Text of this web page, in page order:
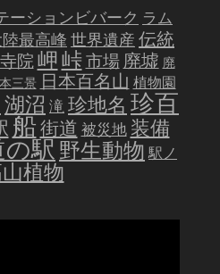
ーションビバーク ラム
最高峰 世界遺産 伝統
寺院岬峠市場 廃墟 廃
三景 日本百名山 植物園
湖沼 滝珍地名 珍百
船街道 被災地 装備
の駅野生動物 駅ノ
植物